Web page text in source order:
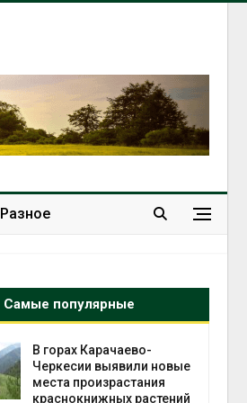
Разное
Самые популярные
В горах Карачаево-
Черкесии выявили новые
места произрастания
краснокнижных растений